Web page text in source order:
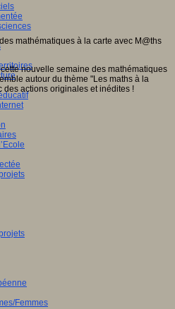
Femmes
nouvelle semaine des mathématiques
autour du thème "Les maths à la
des actions originales et inédites !